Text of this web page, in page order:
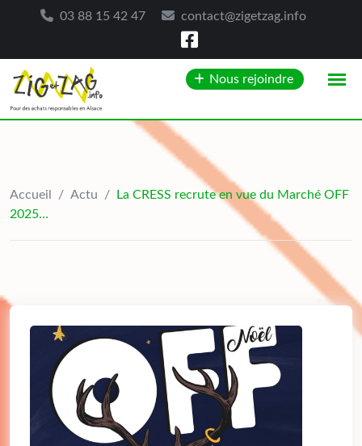
03 88 15 42 47 contact@zigetzag.info
content
Nous rejoindre
Accueil / Actu /
La CRESS recrute en vue du Marché OFF
2025…